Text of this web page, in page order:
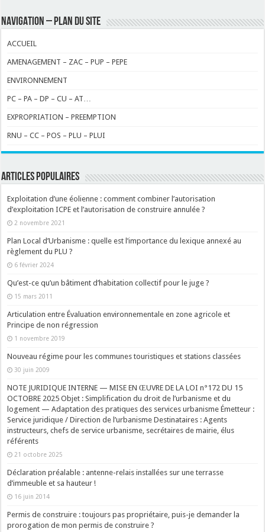
NAVIGATION – PLAN DU SITE
ACCUEIL
AMENAGEMENT – ZAC – PUP – PEPE
ENVIRONNEMENT
PC – PA – DP – CU – AT…
EXPROPRIATION – PREEMPTION
RNU – CC – POS – PLU – PLUI
ARTICLES POPULAIRES
Exploitation d’une éolienne : comment combiner l’autorisation
d’exploitation ICPE et l’autorisation de construire annulée ?
2 novembre 2021
Plan Local d’Urbanisme : quelle est l’importance du lexique annexé au
règlement du PLU ?
6 février 2024
Qu’est-ce qu’un bâtiment d’habitation collectif pour le juge ?
15 mars 2011
Articulation entre Évaluation environnementale en zone agricole et
Principe de non régression
1 novembre 2019
Nouveau régime pour les communes touristiques et stations classées
30 juin 2009
NOTE JURIDIQUE INTERNE — MISE EN ŒUVRE DE LA LOI n°172 DU 15
OCTOBRE 2025 Objet : Simplification du droit de l’urbanisme et du
logement — Adaptation des pratiques des services urbanisme Émetteur :
Service juridique / Direction de l’urbanisme Destinataires : Agents
instructeurs, chefs de service urbanisme, secrétaires de mairie, élus
référents
21 octobre 2025
Déclaration préalable : antenne-relais installées sur une terrasse
d’immeuble et sa hauteur !
16 juin 2014
Permis de construire : toujours pas propriétaire, puis-je demander la
prorogation de mon permis de construire ?